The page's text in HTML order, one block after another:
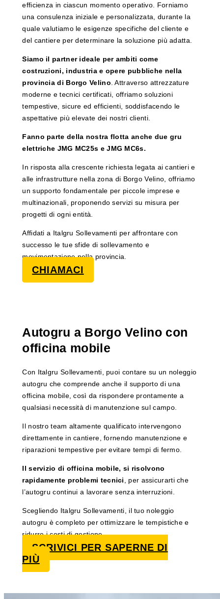
efficienza in ciascun momento operativo. Forniamo
una consulenza iniziale e personalizzata, durante la
quale valutiamo le esigenze specifiche del cliente e
del cantiere per determinare la soluzione più adatta.
Siamo il partner ideale per ambiti come
costruzioni, industria e opere pubbliche nella
provincia di Borgo Velino . Attraverso attrezzature
moderne e tecnici certificati, offriamo soluzioni
tempestive, sicure ed efficienti, soddisfacendo le
aspettative più elevate dei nostri clienti.
Fanno parte della nostra flotta anche due gru
elettriche JMG MC25s e JMG MC6s.
In risposta alla crescente richiesta legata ai cantieri e
alle infrastrutture nella zona di Borgo Velino, offriamo
un supporto fondamentale per piccole imprese e
multinazionali, proponendo servizi su misura per
progetti di ogni entità.
Affidati a Italgru Sollevamenti per affrontare con
successo le tue sfide di sollevamento e
movimentazione nella provincia.
CHIAMACI
Autogru a Borgo Velino con
officina mobile
Con Italgru Sollevamenti, puoi contare su un noleggio
autogru che comprende anche il supporto di una
officina mobile, così da rispondere prontamente a
qualsiasi necessità di manutenzione sul campo.
Il nostro team altamente qualificato intervengono
direttamente in cantiere, fornendo manutenzione e
riparazioni tempestive per evitare tempi di fermo.
Il servizio di officina mobile, si risolvono
rapidamente problemi tecnici
, per assicurarti che
l’autogru continui a lavorare senza interruzioni.
Scegliendo Italgru Sollevamenti, il tuo noleggio
autogru è completo per ottimizzare le tempistiche e
ridurre i costi di gestione.
SCRIVICI PER SAPERNE DI
PIÙ